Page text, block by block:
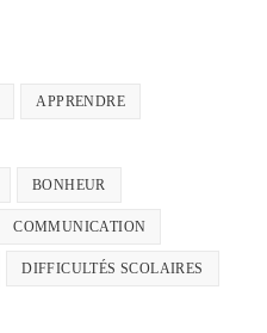
APPRENDRE
BONHEUR
COMMUNICATION
DIFFICULTÉS SCOLAIRES